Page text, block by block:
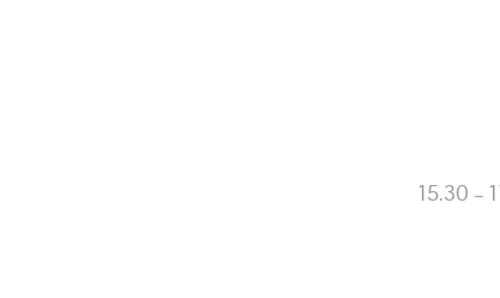
15.30 –